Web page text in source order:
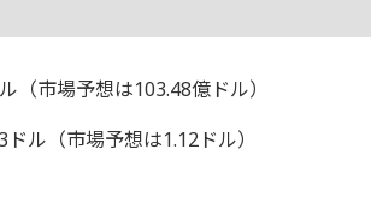
市場予想は103.48億ドル）
ル（市場予想は1.12ドル）